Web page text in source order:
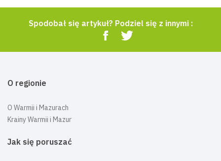
Spodobał się artykuł? Podziel się z innymi :
O regionie
O Warmii i Mazurach
Krainy Warmii i Mazur
Jak się poruszać